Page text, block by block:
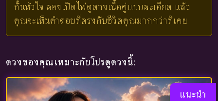
กั้นหัวใจ ลองเปิดไพ่ดูดวงเนื้อคู่แบบละเอียด แล้ว
คุณจะเห็นคำตอบที่ตรงกับชีวิตคุณมากกว่าที่เคย
ดวงของคุณเหมาะกับโปรดูดวงนี้:
แนะนำ